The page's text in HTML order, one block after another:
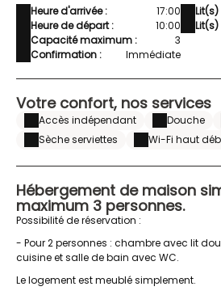
Heure d'arrivée :
17:00
Heure de départ :
10:00
Capacité maximum :
3
Confirmation :
Immédiate
Votre confort, nos services
Accès indépendant Douche
Sèche serviettes
Wi-Fi haut
Hébergement de maison
maximum 3 personnes.
Possibilité de réservation :
- Pour 2 personnes : chambre avec lit
cuisine et salle de bain avec WC.
Le logement est meublé simplement.